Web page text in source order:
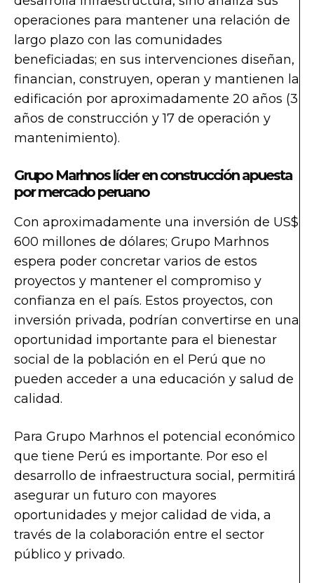
operaciones para mantener una relación de
largo plazo con las comunidades
beneficiadas; en sus intervenciones diseñan,
financian, construyen, operan y mantienen la
edificación por aproximadamente 20 años (3
años de construcción y 17 de operación y
mantenimiento).
Grupo Marhnos líder en construcción apuesta
por mercado peruano
Con aproximadamente una inversión de US$
600 millones de dólares; Grupo Marhnos
espera poder concretar varios de estos
proyectos y mantener el compromiso y
confianza en el país. Estos proyectos, con
inversión privada, podrían convertirse en una
oportunidad importante para el bienestar
social de la población en el Perú que no
pueden acceder a una educación y salud de
calidad.
Para Grupo Marhnos el potencial económico
que tiene Perú es importante. Por eso el
desarrollo de infraestructura social, permitirá
asegurar un futuro con mayores
oportunidades y mejor calidad de vida, a
través de la colaboración entre el sector
público y privado.